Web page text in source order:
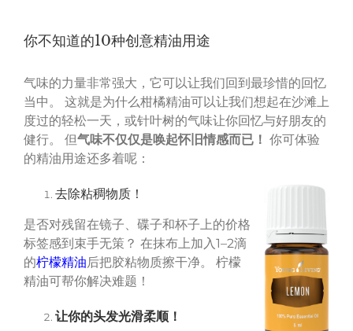
你不知道的10种创意精油用途
气味的力量非常强大，它可以让我们回到最珍惜的回忆
当中。 这就是为什么柑橘精油可以让我们想起在沙滩上
度过的轻松一天，或针叶树的气味让你回忆与好朋友的
健行。 但气味不仅仅是唤起怀旧情感而已！ 你可体验
的精油用途还多着呢：
去除粘稠物质！
是否对残留在镜子、碟子和杯子上的价格
标签感到束手无策？ 在抹布上加入1–2滴
的柠檬精油后把胶粘物质擦干净。 柠檬
精油可帮你解决难题！
让你的头发光滑柔顺！